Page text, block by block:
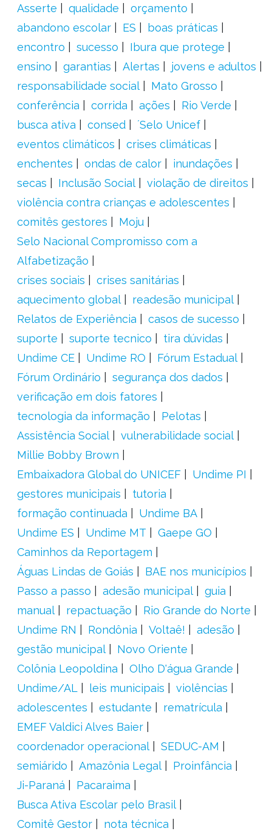
Asserte
qualidade
orçamento
abandono escolar
ES
boas práticas
encontro
sucesso
Ibura que protege
ensino
garantias Alertas
jovens e adultos
responsabilidade social
Mato Grosso
conferência
corrida ações
Rio Verde
busca ativa
consed
´Selo Unicef
eventos climáticos
crises climáticas
enchentes
ondas de calor
inundações
secas
Inclusão Social
violação de direitos
violência contra crianças e adolescentes
comitês gestores
Moju
Selo Nacional Compromisso com a
Alfabetização
crises sociais
crises sanitárias
aquecimento global
readesão municipal
Relatos de Experiência
casos de sucesso
suporte
suporte tecnico
tira dúvidas
Undime CE
Undime RO
Fórum Estadual
Fórum Ordinário
segurança dos dados
verificação em dois fatores
tecnologia da informação
Pelotas
Assistência Social
vulnerabilidade social
Millie Bobby Brown
Embaixadora Global do UNICEF
Undime PI
gestores municipais
tutoria
formação continuada
Undime BA
Undime ES
Undime MT
Gaepe GO
Caminhos da Reportagem
Águas Lindas de Goiás
BAE nos municípios
Passo a passo
adesão municipal
guia
manual
repactuação
Rio Grande do Norte
Undime RN
Rondônia Voltaê!
adesão
gestão municipal
Novo Oriente
Colônia Leopoldina
Olho D'água Grande
Undime/AL
leis municipais
violências
adolescentes
estudante
rematrícula
EMEF Valdici Alves Baier
coordenador operacional
SEDUC-AM
semiárido
Amazônia Legal
Proinfância
Ji-Paraná
Pacaraima
Busca Ativa Escolar pelo Brasil
Comitê Gestor
nota técnica